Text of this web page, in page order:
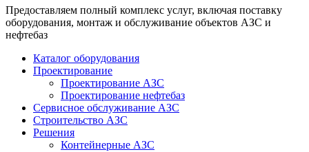
Предоставляем полный комплекс услуг, включая поставку
оборудования, монтаж и обслуживание объектов АЗС и
нефтебаз
Каталог оборудования
Проектирование
Проектирование АЗС
Проектирование нефтебаз
Cервисное обслуживание АЗС
Строительство АЗС
Решения
Контейнерные АЗС